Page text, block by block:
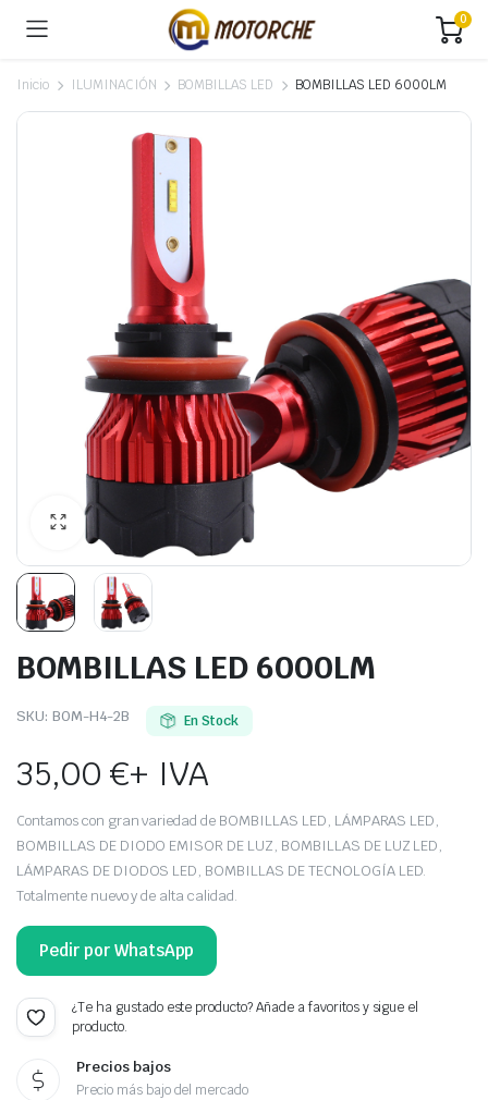
0
Inicio ILUMINACIÓN BOMBILLAS LED BOMBILLAS LED 6000LM
BOMBILLAS LED 6000LM
SKU: BOM-H4-2B En Stock
35,00€+ IVA
Contamos con gran variedad de BOMBILLAS LED, LÁMPARAS LED,
BOMBILLAS DE DIODO EMISOR DE LUZ, BOMBILLAS DE LUZ LED,
LÁMPARAS DE DIODOS LED, BOMBILLAS DE TECNOLOGÍA LED.
Totalmente nuevo y de alta calidad.
Pedir por WhatsApp
¿Te ha gustado este producto? Añade a favoritos y sigue el
producto.
Precios bajos
Precio más bajo del mercado